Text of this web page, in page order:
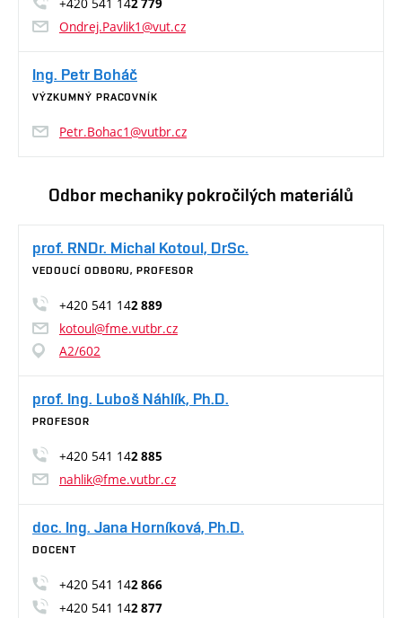
+420 541 142 779
Ondrej.Pavlik1@vut.cz
Ing. Petr Boháč
VÝZKUMNÝ PRACOVNÍK
Petr.Bohac1@vutbr.cz
Odbor mechaniky pokročilých materiálů
prof. RNDr. Michal Kotoul, DrSc.
VEDOUCÍ ODBORU, PROFESOR
+420 541 142 889
kotoul@fme.vutbr.cz
A2/602
prof. Ing. Luboš Náhlík, Ph.D.
PROFESOR
+420 541 142 885
nahlik@fme.vutbr.cz
doc. Ing. Jana Horníková, Ph.D.
DOCENT
+420 541 142 866
+420 541 142 877